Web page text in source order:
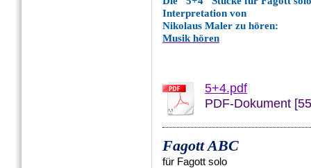
Interpretation von
Nikolaus Maler zu hören:
Musik hören
5+4.pdf
PDF-Dokument
Fagott ABC
für Fagott solo